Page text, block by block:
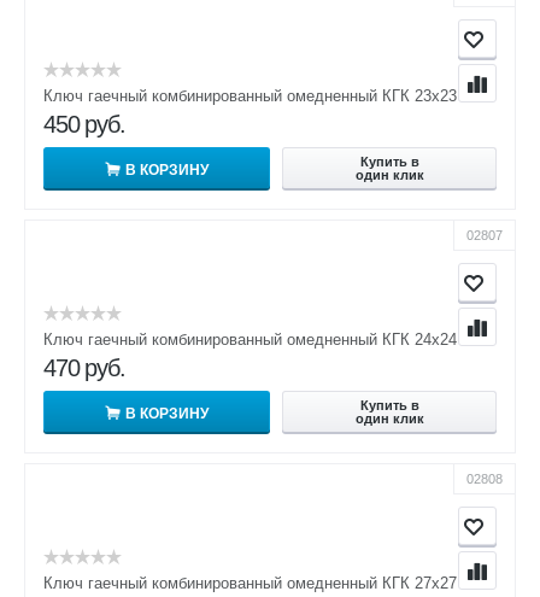
Ключ гаечный комбинированный омедненный КГК 23х23
450 руб.
В КОРЗИНУ
Купить в
один клик
02807
Ключ гаечный комбинированный омедненный КГК 24х24
470 руб.
В КОРЗИНУ
Купить в
один клик
02808
Ключ гаечный комбинированный омедненный КГК 27х27